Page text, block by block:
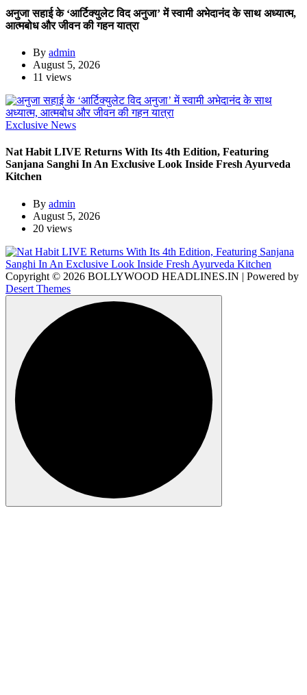
अनुजा सहाई के ‘आर्टिक्युलेट विद अनुजा’ में स्वामी अभेदानंद के साथ अध्यात्म,
आत्मबोध और जीवन की गहन यात्रा
By admin
August 5, 2026
11 views
Exclusive News
Nat Habit LIVE Returns With Its 4th Edition, Featuring
Sanjana Sanghi In An Exclusive Look Inside Fresh Ayurveda
Kitchen
By admin
August 5, 2026
20 views
Copyright © 2026 BOLLYWOOD HEADLINES.IN | Powered by
Desert Themes